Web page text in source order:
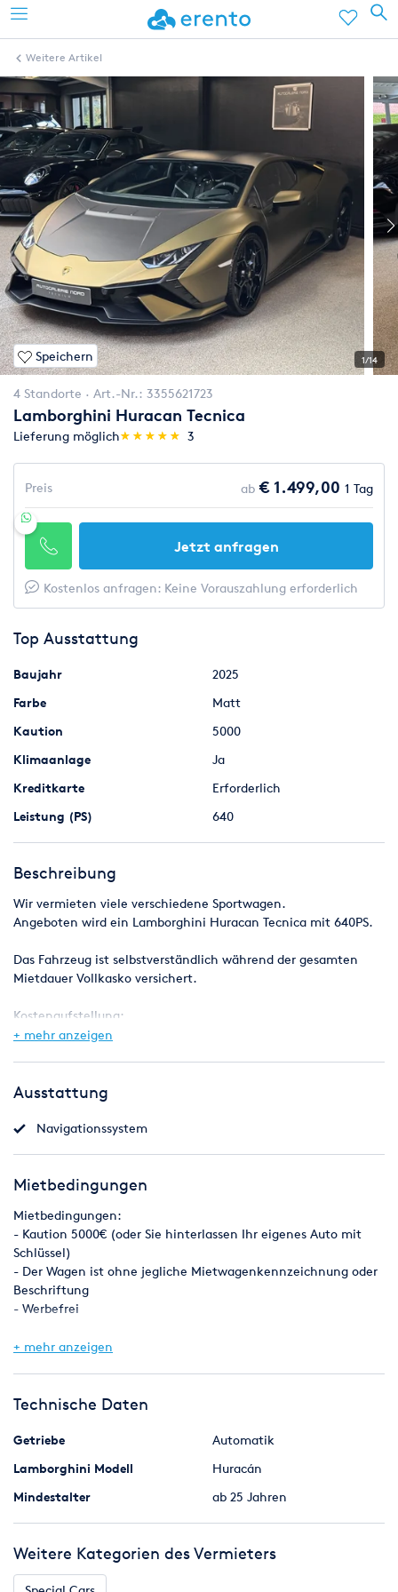
Weitere Artikel
Speichern 1/14
4 Standorte Art.-Nr.: 3355621723
Lamborghini Huracan Tecnica
Lieferung möglich(*)
★
★
(*)★
★
(*) ★
★
(*) ★
★
(*) ★
★ 3
Preis ab € 1.499,00 1 Tag
Jetzt anfragen
Kostenlos anfragen: Keine Vorauszahlung erforderlich
Top Ausstattung
Baujahr
2025
Farbe
Matt
Kaution
5000
Klimaanlage
Ja
Kreditkarte
Erforderlich
Leistung (PS)
640
Beschreibung
Wir vermieten viele verschiedene Sportwagen.
Angeboten wird ein Lamborghini Huracan Tecnica mit 640PS.
Das Fahrzeug ist selbstverständlich während der gesamten
Mietdauer Vollkasko versichert.
Kostenaufstellung:
Lamborghini Huracan Tecnica1499€ inkl. 250km
-- Es kommen sonst keine weiteren Kosten auf Sie zu. (wie
Wir sind eine offizielle Autovermietung mit entsprechenden
Eintragungen in jedem Fahrzeugschein.
Nehmen Sie gerne telefonisch Kontakt mit uns auf. Wir
beraten Sie gerne!
+ mehr anzeigen
Ausstattung
Navigationssystem
Mietbedingungen
Mietbedingungen:
- Kaution 5000€ (oder Sie hinterlassen Ihr eigenes Auto mit
Schlüssel)
- Der Wagen ist ohne jegliche Mietwagenkennzeichnung oder
Beschriftung
- Werbefrei
+ mehr anzeigen
Technische Daten
Getriebe
Automatik
Lamborghini Modell
Huracán
Mindestalter
ab 25 Jahren
Weitere Kategorien des Vermieters